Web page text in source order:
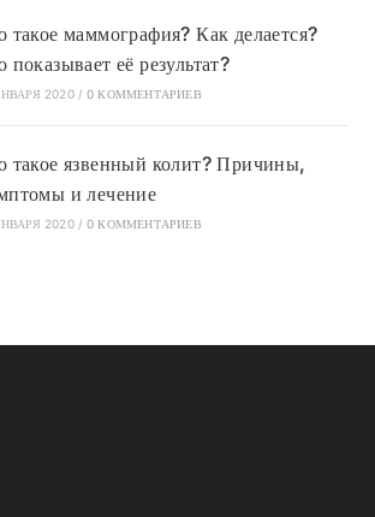
такое маммография? Как делается?
показывает её результат?
2020 / 0 КОММЕНТАРИЕВ
такое язвенный колит? Причины,
и лечение
2020 / 0 КОММЕНТАРИЕВ